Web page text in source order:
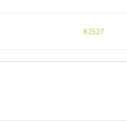
K2527